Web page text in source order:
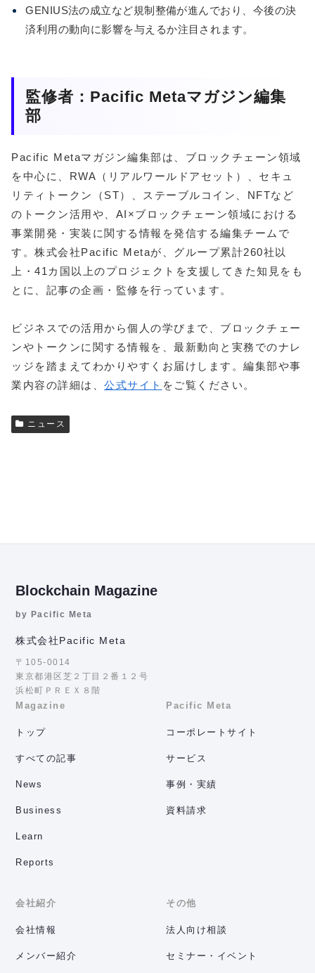
GENIUS法の成立など規制整備が進んでおり、今後の決
済利用の動向に影響を与えるか注目されます。
監修者：Pacific Metaマガジン編集
部
Pacific Metaマガジン編集部は、ブロックチェーン領域
を中心に、RWA（リアルワールドアセット）、セキュ
リティトークン（ST）、ステーブルコイン、NFTなど
のトークン活用や、AI×ブロックチェーン領域における
事業開発・実装に関する情報を発信する編集チームで
す。株式会社Pacific Metaが、グループ累計260社以
上・41カ国以上のプロジェクトを支援してきた知見をも
とに、記事の企画・監修を行っています。
ビジネスでの活用から個人の学びまで、ブロックチェー
ンやトークンに関する情報を、最新動向と実務でのナレ
ッジを踏まえてわかりやすくお届けします。編集部や事
業内容の詳細は、 公式サイト をご覧ください。
ニュース
Blockchain Magazine
by Pacific Meta
株式会社Pacific Meta
〒105-0014
東京都港区芝２丁目２番１２号
浜松町ＰＲＥＸ８階
Magazine
トップ
すべての記事
News
Business
Learn
Reports
Pacific Meta
コーポレートサイト
サービス
事例・実績
資料請求
会社紹介
会社情報
メンバー紹介
その他
法人向け相談
セミナー・イベント